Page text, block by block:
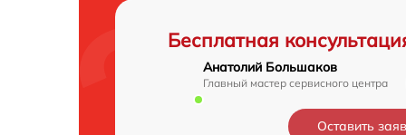
Бесплатная
Анатолий Большаков
Главный мастер сервисного центра
Оставить